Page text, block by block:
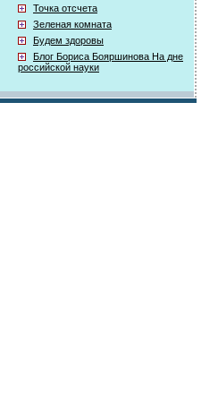
Точка отсчета
Зеленая комната
Будем здоровы
Блог Бориса Бояршинова На дне
российской науки